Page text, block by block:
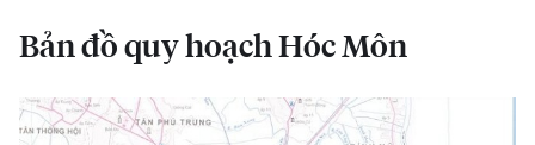
Bản đồ quy hoạch Hóc Môn